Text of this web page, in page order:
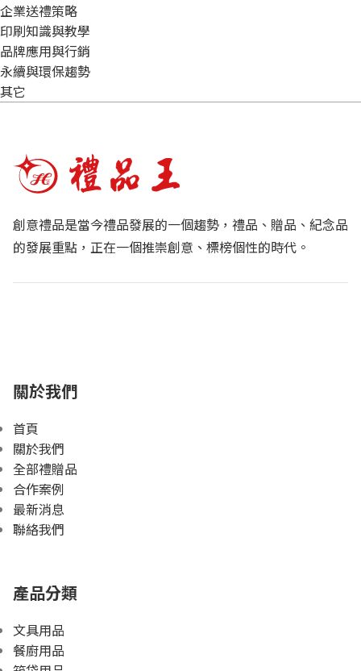
企業送禮策略
印刷知識與教學
品牌應用與行銷
永續與環保趨勢
其它
創意禮品是當今禮品發展的一個趨勢，禮品、贈品、紀念品
的發展重點，正在一個推崇創意、標榜個性的時代。
關於我們
首頁
關於我們
全部禮贈品
合作案例
最新消息
聯絡我們
產品分類
文具用品
餐廚用品